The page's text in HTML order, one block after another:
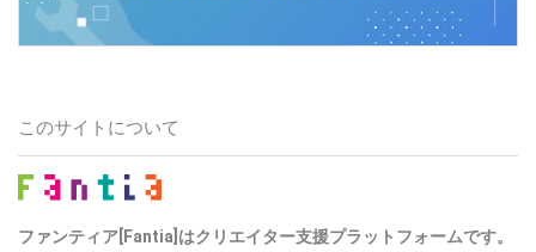
このサイトについて
ファンティア[Fantia]はクリエイター支援プラットフォームです。